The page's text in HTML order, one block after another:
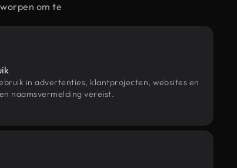
om te
in advertenties, klantprojecten, websites en
naamsvermelding vereist.